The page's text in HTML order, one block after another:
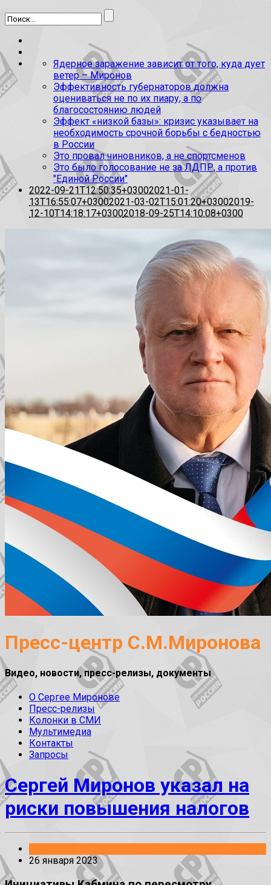
Ядерное заражение зависит от того, куда дует
ветер – Миронов
Эффективность губернаторов должна
оцениваться не по их пиару, а по
благосостоянию людей
Эффект «низкой базы»: кризис указывает на
необходимость срочной борьбы с бедностью
в России
Это провал чиновников, а не спортсменов
Это было голосование не за ЛДПР, а против
"Единой России"
2022-09-21T12:50:35+03002021-01-
13T16:55:07+03002021-03-02T15:01:20+03002019-
12-10T14:18:17+03002018-09-25T14:10:08+0300
Пресс-центр С.М.Миронова
Видео, новости, пресс-релизы, документы
О Сергее Миронове
Пресс-релизы
Колонки в СМИ
Мультимедиа
Контакты
Запросы
Сергей Миронов указал на
риски повышения налогов
26 января 2023